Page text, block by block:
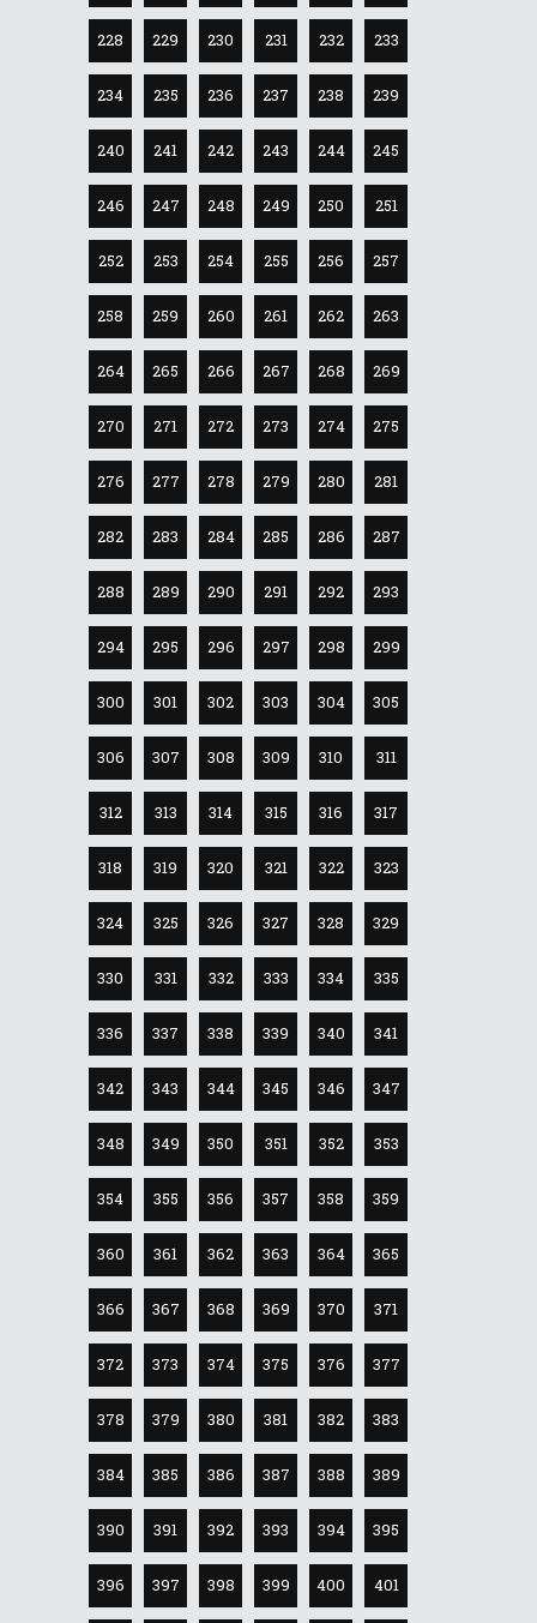
228 229 230 231 232 233
234 235 236 237 238 239
240 241 242 243 244 245
246 247 248 249 250 251
252 253 254 255 256 257
258 259 260 261 262 263
264 265 266 267 268 269
270 271 272 273 274 275
276 277 278 279 280 281
282 283 284 285 286 287
288 289 290 291 292 293
294 295 296 297 298 299
300 301 302 303 304 305
306 307 308 309 310 311
312 313 314 315 316 317
318 319 320 321 322 323
324 325 326 327 328 329
330 331 332 333 334 335
336 337 338 339 340 341
342 343 344 345 346 347
348 349 350 351 352 353
354 355 356 357 358 359
360 361 362 363 364 365
366 367 368 369 370 371
372 373 374 375 376 377
378 379 380 381 382 383
384 385 386 387 388 389
390 391 392 393 394 395
396 397 398 399 400 401